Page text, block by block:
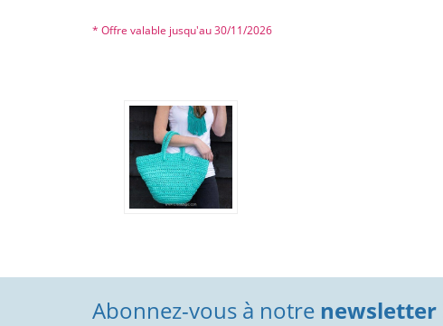
* Offre valable jusqu'au 30/11/2026
Abonnez-vous à notre newsletter